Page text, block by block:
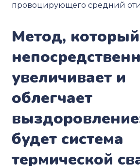
провоцирующего средний
Метод, который
увеличивает и
облегчает
будет система
термической